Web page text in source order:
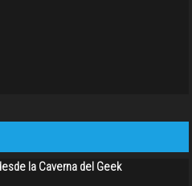
la Caverna del Geek